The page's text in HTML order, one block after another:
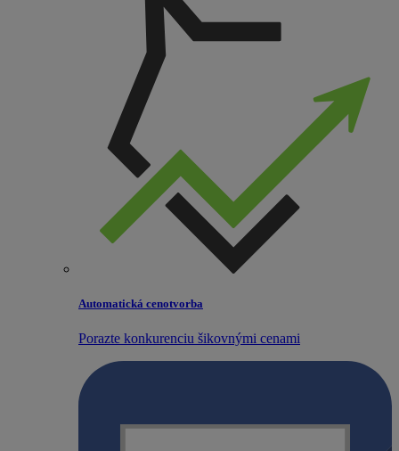
Automatická cenotvorba
Porazte konkurenciu šikovnými cenami